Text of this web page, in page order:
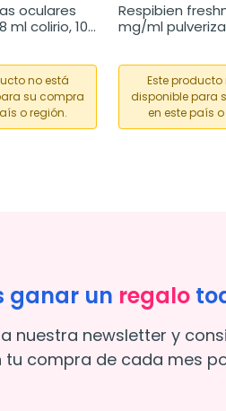
oculares
ml colirio, 10
no está
su compra
o región.
Respibien
mg/ml
Este producto
disponible para
en este país
ganar un regalo
nuestra newsletter y
tu compra de cada mes